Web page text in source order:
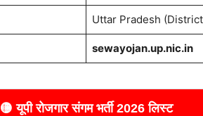
Uttar Pradesh
sewayojan.up.nic.in
🟡 यूपी रोजगार संगम भर्ती 2026 लिस्ट